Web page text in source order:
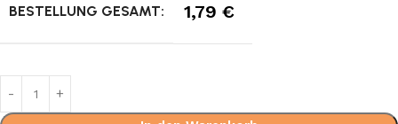
BESTELLUNG GESAMT: 1,79 €